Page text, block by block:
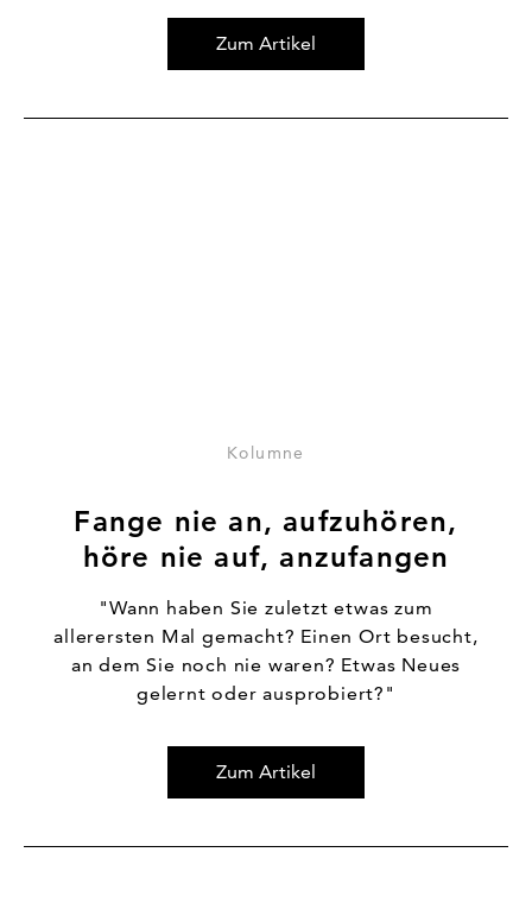
Zum Artikel
Kolumne
Fange nie an, aufzuhören,
höre nie auf, anzufangen
"Wann haben Sie zuletzt etwas zum
allerersten Mal gemacht? Einen Ort besucht,
an dem Sie noch nie waren? Etwas Neues
gelernt oder ausprobiert?"
Zum Artikel